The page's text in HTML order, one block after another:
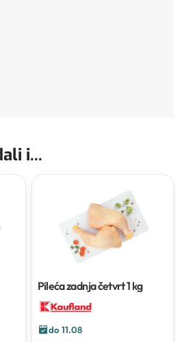
i...
Pileća zadnja četvrt1 kg
do 11.08